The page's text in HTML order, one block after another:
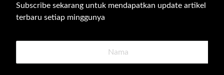
Subscribe sekarang untuk mendapatkan update artikel
terbaru setiap minggunya